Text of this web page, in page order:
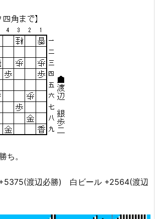
ち。
渡辺必勝) 白ビール +2564(渡辺